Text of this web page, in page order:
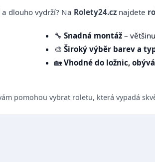
dlouho vydrží? Na Rolety24.cz najdete
🔧 Snadná montáž–
🎨 Široký výběr barev a
🏡Vhodné do ložnic,
pomohou vybrat roletu, která vypadá